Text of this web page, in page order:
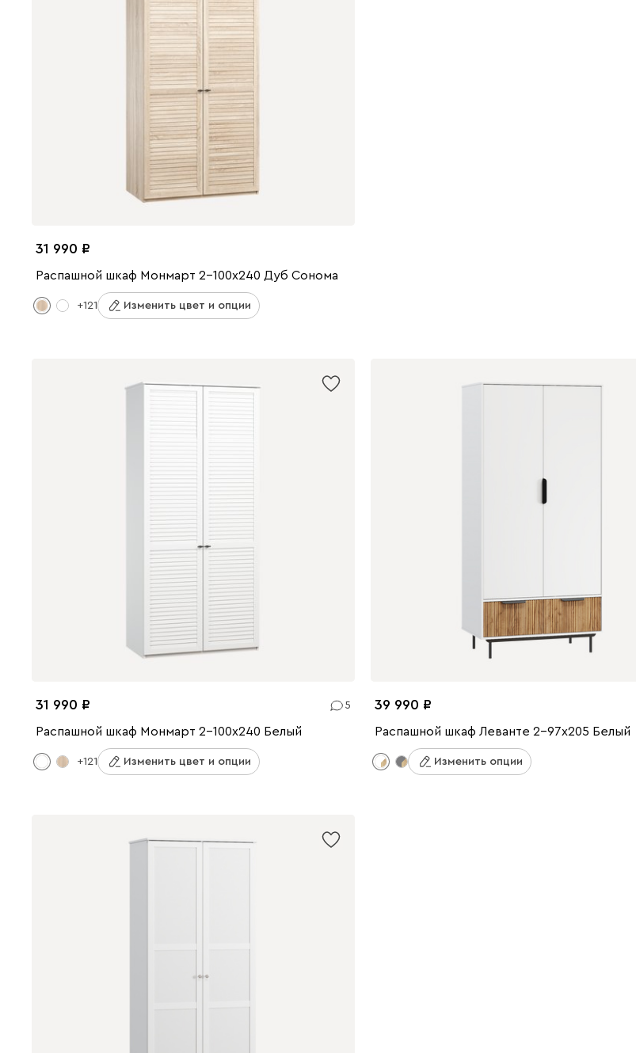
31 990
Распашной шкаф Монмарт 2-100x240 Дуб Сонома
+121 Изменить цвет и опции
31 990 5
Распашной шкаф Монмарт 2-100x240 Белый
+121 Изменить цвет и опции
39 990
Распашной шкаф Леванте 2-97x205 Белый
Изменить опции